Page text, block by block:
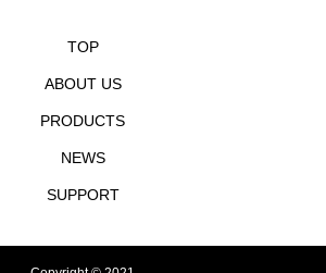
TOP
ABOUT US
PRODUCTS
NEWS
SUPPORT